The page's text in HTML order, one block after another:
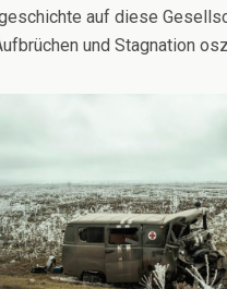
auf diese
und Stagnation